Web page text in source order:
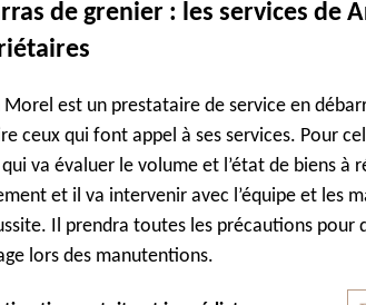
de grenier : les services de
Morel est un prestataire de service en
ceux qui font appel à ses services. Pour
va évaluer le volume et l’état de biens à
et il va intervenir avec l’équipe et les
Il prendra toutes les précautions pour
lors des manutentions.